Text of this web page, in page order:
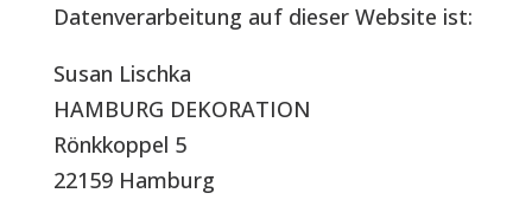
Datenverarbeitung auf dieser Website ist:
Susan Lischka
HAMBURG DEKORATION
Rönkkoppel 5
22159 Hamburg